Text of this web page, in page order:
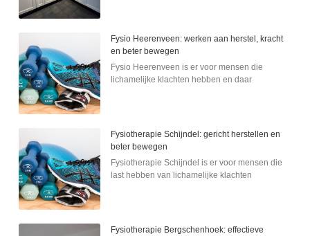
Fysio Heerenveen: werken aan herstel, kracht
en beter bewegen
Fysio Heerenveen is er voor mensen die
lichamelijke klachten hebben en daar
Fysiotherapie Schijndel: gericht herstellen en
beter bewegen
Fysiotherapie Schijndel is er voor mensen die
last hebben van lichamelijke klachten
Fysiotherapie Bergschenhoek: effectieve